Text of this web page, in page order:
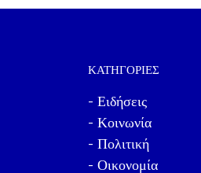
ΚΑΤΗΓΟΡΊΕΣ
- Ειδήσεις
- Κοινωνία
- Πολιτική
- Οικονομία